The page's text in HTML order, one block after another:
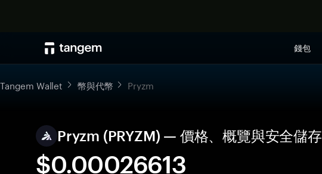
錢包
Tangem Wallet 幣與代幣 Pryzm
Pryzm (PRYZM) — 價格、概覽與安全儲存
$0.00026613